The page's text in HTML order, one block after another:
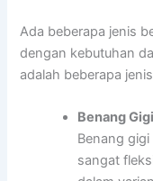
Ada beberapa jenis
dengan kebutuhan
adalah beberapa
Benang
Benang
sangat